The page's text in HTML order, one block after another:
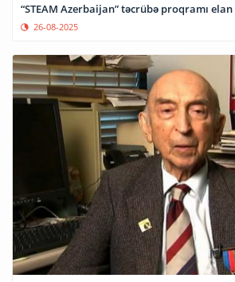
“STEAM Azerbaijan” təcrübə proqramı
26-08-2025